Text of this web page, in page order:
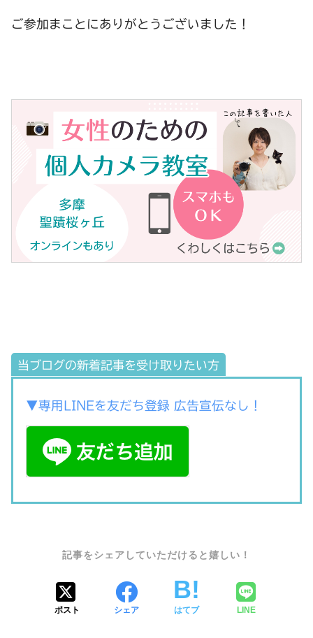
ご参加まことにありがとうございました！
当ブログの新着記事を受け取りたい方
▼専用LINEを友だち登録 広告宣伝なし！
ポスト シェア はてブ LINE